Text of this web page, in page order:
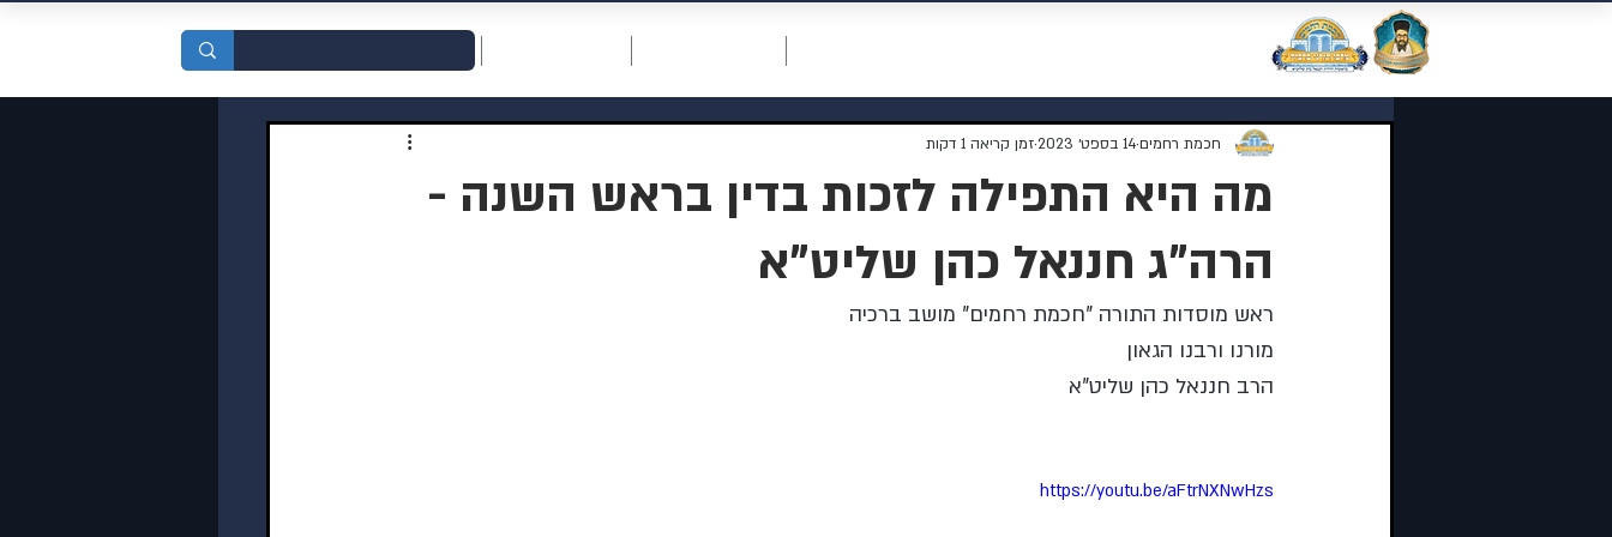
מה היא התפילה לזכות בדין בראש השנה -
הרה"ג חננאל כהן שליט"א
חכמת רחמים14 בספט׳ 2023 זמן קריאה 1 דקות
ראש מוסדות התורה "חכמת רחמים" מושב ברכיה
מורנו ורבנו הגאון
הרב חננאל כהן שליט"א
https://youtu.be/aFtrNXNwHzs